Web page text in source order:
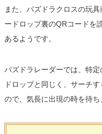
また、パズドラクロスの玩
ードロップ裏のQRコードを
あるようです。
パズドラレーダーでは、特定
ドロップと同じく、サーチ
ので、気長に出現の時を待ち